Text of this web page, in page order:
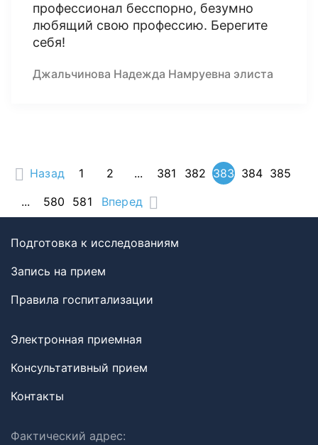
профессионал бесспорно, безумно
любящий свою профессию. Берегите
себя!
Джальчинова Надежда Намруевна элиста
Назад 1 2 ... 381 382 383 384 385
...
580 581 Вперед
Подготовка к исследованиям
Запись на прием
Правила госпитализации
Электронная приемная
Консультативный прием
Контакты
Фактический адрес: